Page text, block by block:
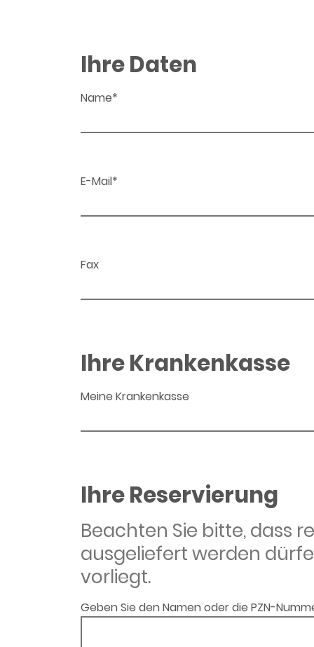
Ihre Daten
Name*
E-Mail*
Fax
Ihre Krankenkasse
Meine Krankenkasse
Ihre Reservierung
Beachten Sie bitte, dass
ausgeliefert werden
vorliegt.
Geben Sie den Namen oder die PZN-